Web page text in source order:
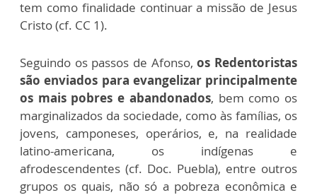
tem como finalidade continuar a missão de Jesus
Cristo (cf. CC 1).
Seguindo os passos de Afonso,os Redentoristas
são enviados para evangelizar principalmente
os mais pobres e abandonados, bem como os
marginalizados da sociedade, como às famílias, os
jovens, camponeses, operários, e, na realidade
latino-americana, os indígenas e
afrodescendentes (cf. Doc. Puebla), entre outros
grupos os quais, não só a pobreza econômica e